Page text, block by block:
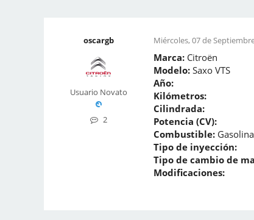
oscargb
Usuario Novato
2
Miércoles, 07 de
Marca: Citroën
Modelo: Saxo VTS
Año:
Kilómetros:
Cilindrada:
Potencia (CV):
Combustible: Gasolina
Tipo de inyección:
Tipo de cambio de
Modificaciones: